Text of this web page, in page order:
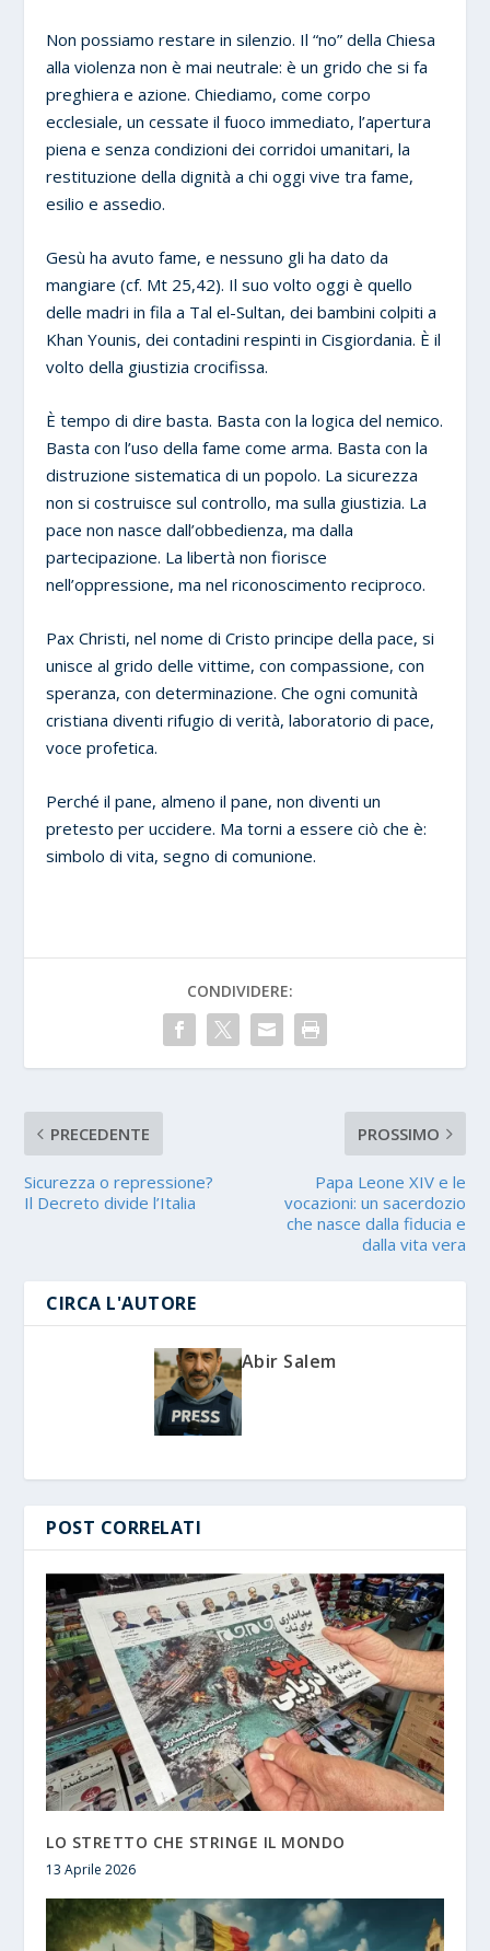
Non possiamo restare in silenzio. Il “no” della Chiesa
alla violenza non è mai neutrale: è un grido che si fa
preghiera e azione. Chiediamo, come corpo
ecclesiale, un cessate il fuoco immediato, l’apertura
piena e senza condizioni dei corridoi umanitari, la
restituzione della dignità a chi oggi vive tra fame,
esilio e assedio.
Gesù ha avuto fame, e nessuno gli ha dato da
mangiare (cf. Mt 25,42). Il suo volto oggi è quello
delle madri in fila a Tal el-Sultan, dei bambini colpiti a
Khan Younis, dei contadini respinti in Cisgiordania. È il
volto della giustizia crocifissa.
È tempo di dire basta. Basta con la logica del nemico.
Basta con l’uso della fame come arma. Basta con la
distruzione sistematica di un popolo. La sicurezza
non si costruisce sul controllo, ma sulla giustizia. La
pace non nasce dall’obbedienza, ma dalla
partecipazione. La libertà non fiorisce
nell’oppressione, ma nel riconoscimento reciproco.
Pax Christi, nel nome di Cristo principe della pace, si
unisce al grido delle vittime, con compassione, con
speranza, con determinazione. Che ogni comunità
cristiana diventi rifugio di verità, laboratorio di pace,
voce profetica.
Perché il pane, almeno il pane, non diventi un
pretesto per uccidere. Ma torni a essere ciò che è:
simbolo di vita, segno di comunione.
CONDIVIDERE:
PRECEDENTE
Sicurezza o repressione?
Il Decreto divide l’Italia
PROSSIMO
Papa Leone XIV e le
vocazioni: un sacerdozio
che nasce dalla fiducia e
dalla vita vera
CIRCA L'AUTORE
Abir Salem
POST CORRELATI
LO STRETTO CHE STRINGE IL MONDO
13 Aprile 2026